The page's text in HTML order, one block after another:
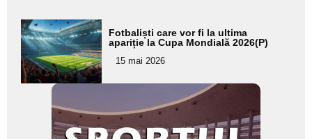
Adaugă
aici textul
pentru
subtitlu
Fotbaliști care vor fi la ultima
apariție la Cupa Mondială 2026(P)
15 mai 2026